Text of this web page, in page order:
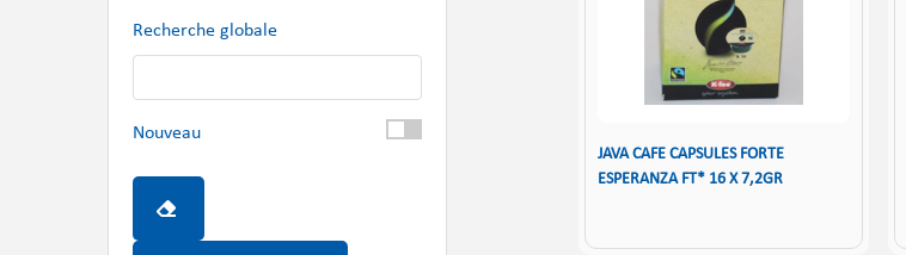
Recherche globale
Nouveau
JAVA CAFE CAPSULES FORTE
ESPERANZA FT* 16 X 7,2GR